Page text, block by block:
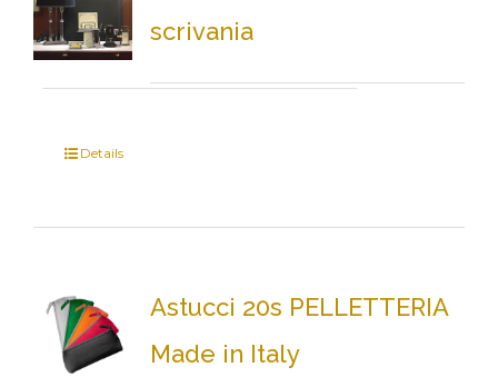
scrivania
Details
Astucci 20s PELLETTERIA
Made in Italy